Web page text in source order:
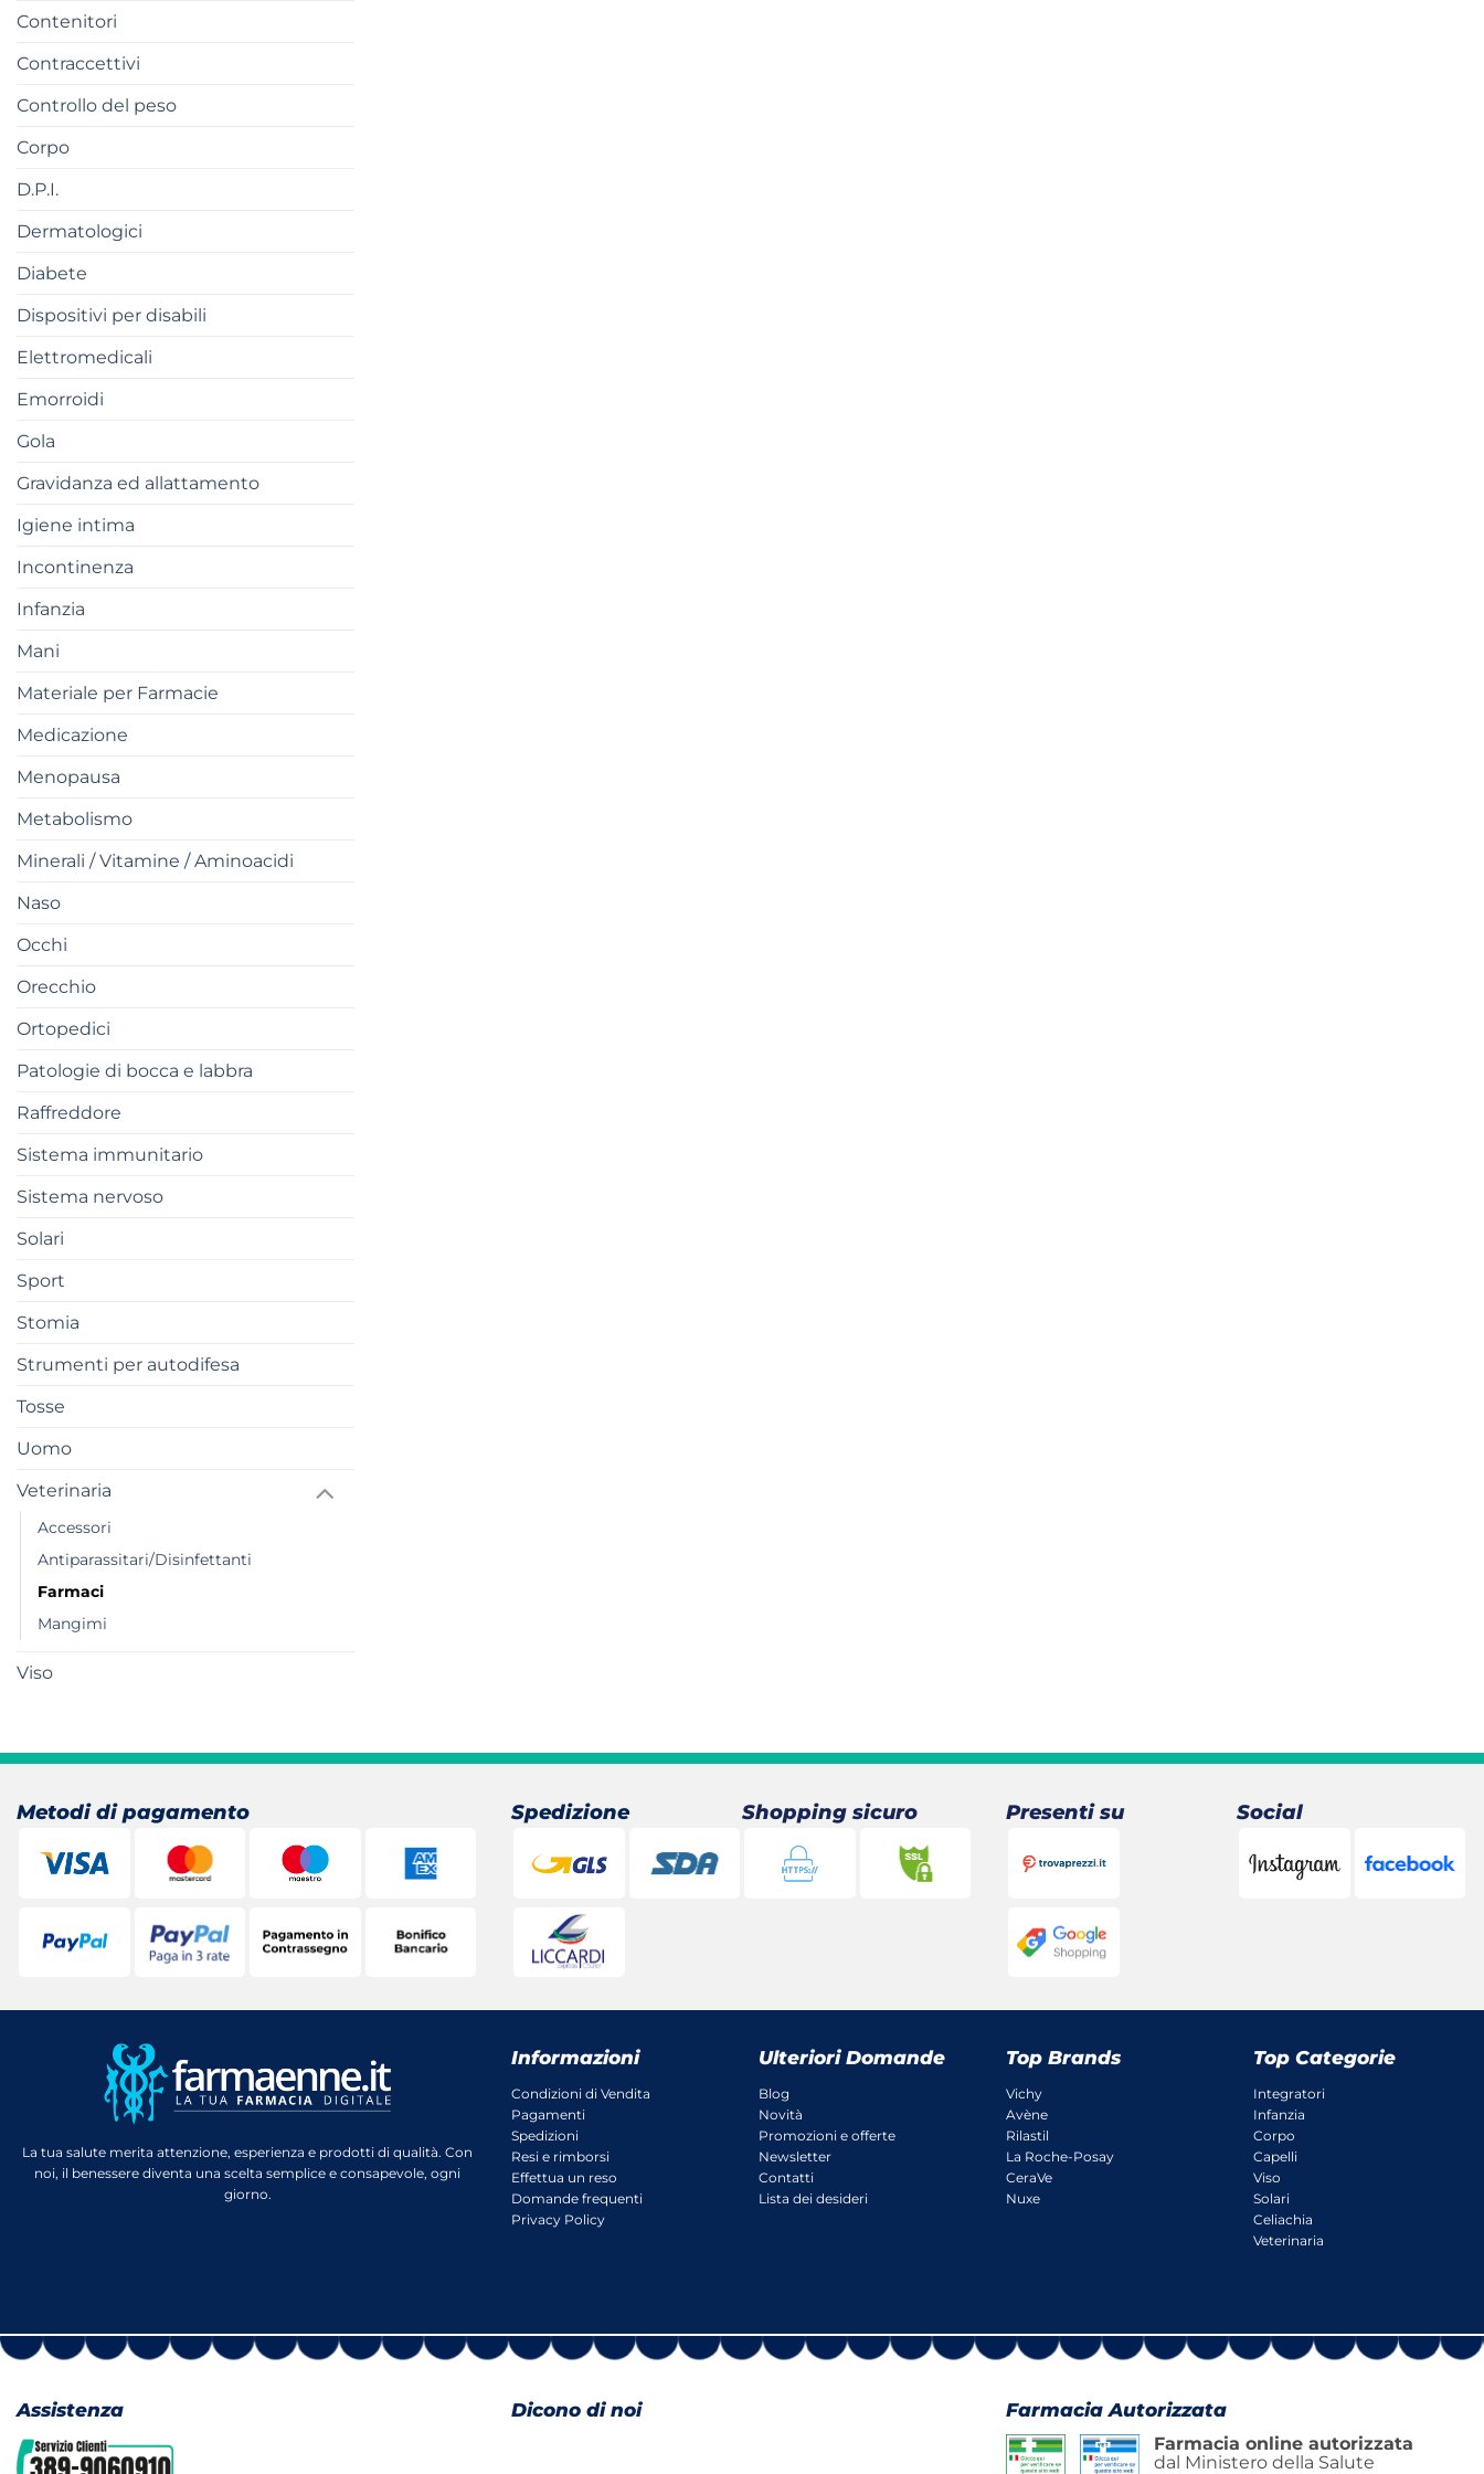
Contenitori
Contraccettivi
Controllo del peso
Corpo
D.P.I.
Dermatologici
Diabete
Dispositivi per disabili
Elettromedicali
Emorroidi
Gola
Gravidanza ed allattamento
Igiene intima
Incontinenza
Infanzia
Mani
Materiale per Farmacie
Medicazione
Menopausa
Metabolismo
Minerali / Vitamine / Aminoacidi
Naso
Occhi
Orecchio
Ortopedici
Patologie di bocca e labbra
Raffreddore
Sistema immunitario
Sistema nervoso
Solari
Sport
Stomia
Strumenti per autodifesa
Tosse
Uomo
Veterinaria
Accessori
Antiparassitari/Disinfettanti
Farmaci
Mangimi
Viso
Metodi di pagamento Spedizione Shopping sicuro Presenti su Social
La tua salute merita attenzione, esperienza e prodotti di qualità. Con
noi, il benessere diventa una scelta semplice e consapevole, ogni
giorno.
Informazioni
Condizioni di Vendita
Pagamenti
Spedizioni
Resi e rimborsi
Effettua un reso
Domande frequenti
Privacy Policy
Ulteriori Domande
Blog
Novità
Promozioni e offerte
Newsletter
Contatti
Lista dei desideri
Top Brands
Vichy
Avène
Rilastil
La Roche-Posay
CeraVe
Nuxe
Top Categorie
Integratori
Infanzia
Corpo
Capelli
Viso
Solari
Celiachia
Veterinaria
Assistenza Dicono di noi Farmacia Autorizzata
Farmacia online autorizzata
dal Ministero della Salute